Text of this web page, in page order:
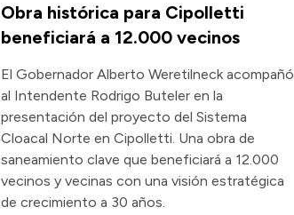
Obra histórica para Cipolletti
beneficiará a 12.000 vecinos
El Gobernador Alberto Weretilneck acompañó
al Intendente Rodrigo Buteler en la
presentación del proyecto del Sistema
Cloacal Norte en Cipolletti. Una obra de
saneamiento clave que beneficiará a 12.000
vecinos y vecinas con una visión estratégica
de crecimiento a 30 años.